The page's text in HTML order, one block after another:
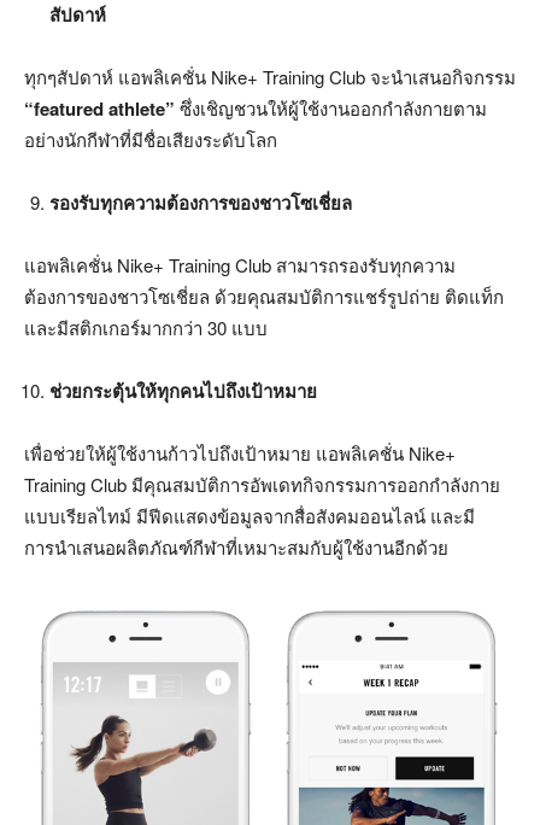
สัปดาห์
ทุกๆสัปดาห์ แอพลิเคชั่น Nike+ Training Club จะนำเสนอกิจกรรม
“featured athlete” ซึ่งเชิญชวนให้ผู้ใช้งานออกกำลังกายตาม
อย่างนักกีฬาที่มีชื่อเสียงระดับโลก
รองรับทุกความต้องการของชาวโซเชี่ยล
แอพลิเคชั่น Nike+ Training Club สามารถรองรับทุกความ
ต้องการของชาวโซเชี่ยล ด้วยคุณสมบัติการแชร์รูปถ่าย ติดแท็ก
และมีสติกเกอร์มากกว่า 30 แบบ
ช่วยกระตุ้นให้ทุกคนไปถึงเป้าหมาย
เพื่อช่วยให้ผู้ใช้งานก้าวไปถึงเป้าหมาย แอพลิเคชั่น Nike+
Training Club มีคุณสมบัติการอัพเดทกิจกรรมการออกกำลังกาย
แบบเรียลไทม์ มีฟีดแสดงข้อมูลจากสื่อสังคมออนไลน์ และมี
การนำเสนอผลิตภัณฑ์กีฬาที่เหมาะสมกับผู้ใช้งานอีกด้วย